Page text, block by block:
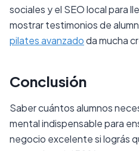
sociales y el SEO local para
mostrar testimonios de
pilates avanzadoda mucha
Conclusión
Saber cuántos alumnos
mental indispensable para
negocio excelente si lográs